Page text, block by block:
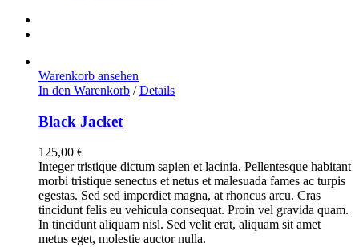
Warenkorb ansehen
In den Warenkorb / Details
Black Jacket
125,00 €
Integer tristique dictum sapien et lacinia. Pellentesque habitant
morbi tristique senectus et netus et malesuada fames ac turpis
egestas. Sed sed imperdiet magna, at rhoncus arcu. Cras
tincidunt felis eu vehicula consequat. Proin vel gravida quam.
In tincidunt aliquam nisl. Sed velit erat, aliquam sit amet
metus eget, molestie auctor nulla.